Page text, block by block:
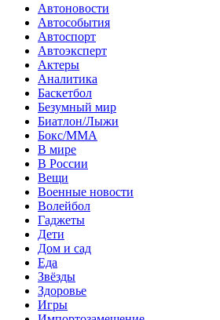
Автоновости
Автособытия
Автоспорт
Автоэксперт
Актеры
Аналитика
Баскетбол
Безумный мир
Биатлон/Лыжи
Бокс/MMA
В мире
В России
Вещи
Военные новости
Волейбол
Гаджеты
Дети
Дом и сад
Еда
Звёзды
Здоровье
Игры